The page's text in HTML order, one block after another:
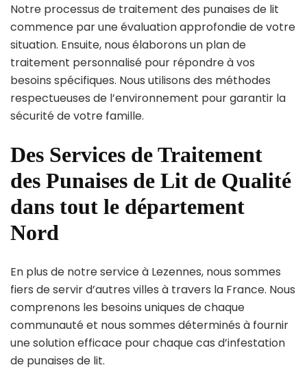
Notre processus de traitement des punaises de lit
commence par une évaluation approfondie de votre
situation. Ensuite, nous élaborons un plan de
traitement personnalisé pour répondre à vos
besoins spécifiques. Nous utilisons des méthodes
respectueuses de l’environnement pour garantir la
sécurité de votre famille.
Des Services de Traitement
des Punaises de Lit de Qualité
dans tout le département
Nord
En plus de notre service à Lezennes, nous sommes
fiers de servir d’autres villes à travers la France. Nous
comprenons les besoins uniques de chaque
communauté et nous sommes déterminés à fournir
une solution efficace pour chaque cas d’infestation
de punaises de lit.